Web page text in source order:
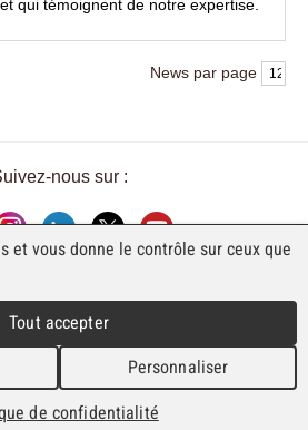
qui témoignent de notre expertise.
News par page
nous sur :
DE FAJI SA
Rue Industrielle 98
2740 Moutier
(0)32 492 70 10
info@faji.ch
Impressum
et vous donne le contrôle sur ceux que
Tout accepter
Personnaliser
de confidentialité